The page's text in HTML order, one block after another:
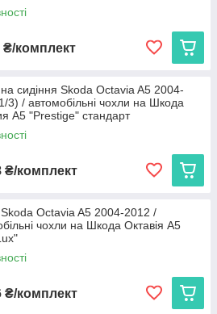
₴/комплект
сидіння Skoda Octavia A5 2004-
3) / автомобільні чохли на Шкода
А5 "Prestige" стандарт
₴/комплект
Octavia A5 2004-2012 /
чохли на Шкода Октавія А5
₴/комплект